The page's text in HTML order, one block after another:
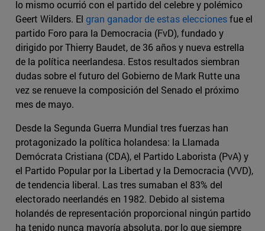
lo mismo ocurrió con el partido del celebre y polémico
Geert Wilders. El gran ganador de estas eleccionesfue el
partido Foro para la Democracia (FvD), fundado y
dirigido por Thierry Baudet, de 36 años y nueva estrella
de la política neerlandesa. Estos resultados siembran
dudas sobre el futuro del Gobierno de Mark Rutte una
vez se renueve la composición del Senado el próximo
mes de mayo.
Desde la Segunda Guerra Mundial tres fuerzas han
protagonizado la política holandesa: la Llamada
Demócrata Cristiana (CDA), el Partido Laborista (PvA) y
el Partido Popular por la Libertad y la Democracia (VVD),
de tendencia liberal. Las tres sumaban el 83% del
electorado neerlandés en 1982. Debido al sistema
holandés de representación proporcional ningún partido
ha tenido nunca mayoría absoluta, por lo que siempre